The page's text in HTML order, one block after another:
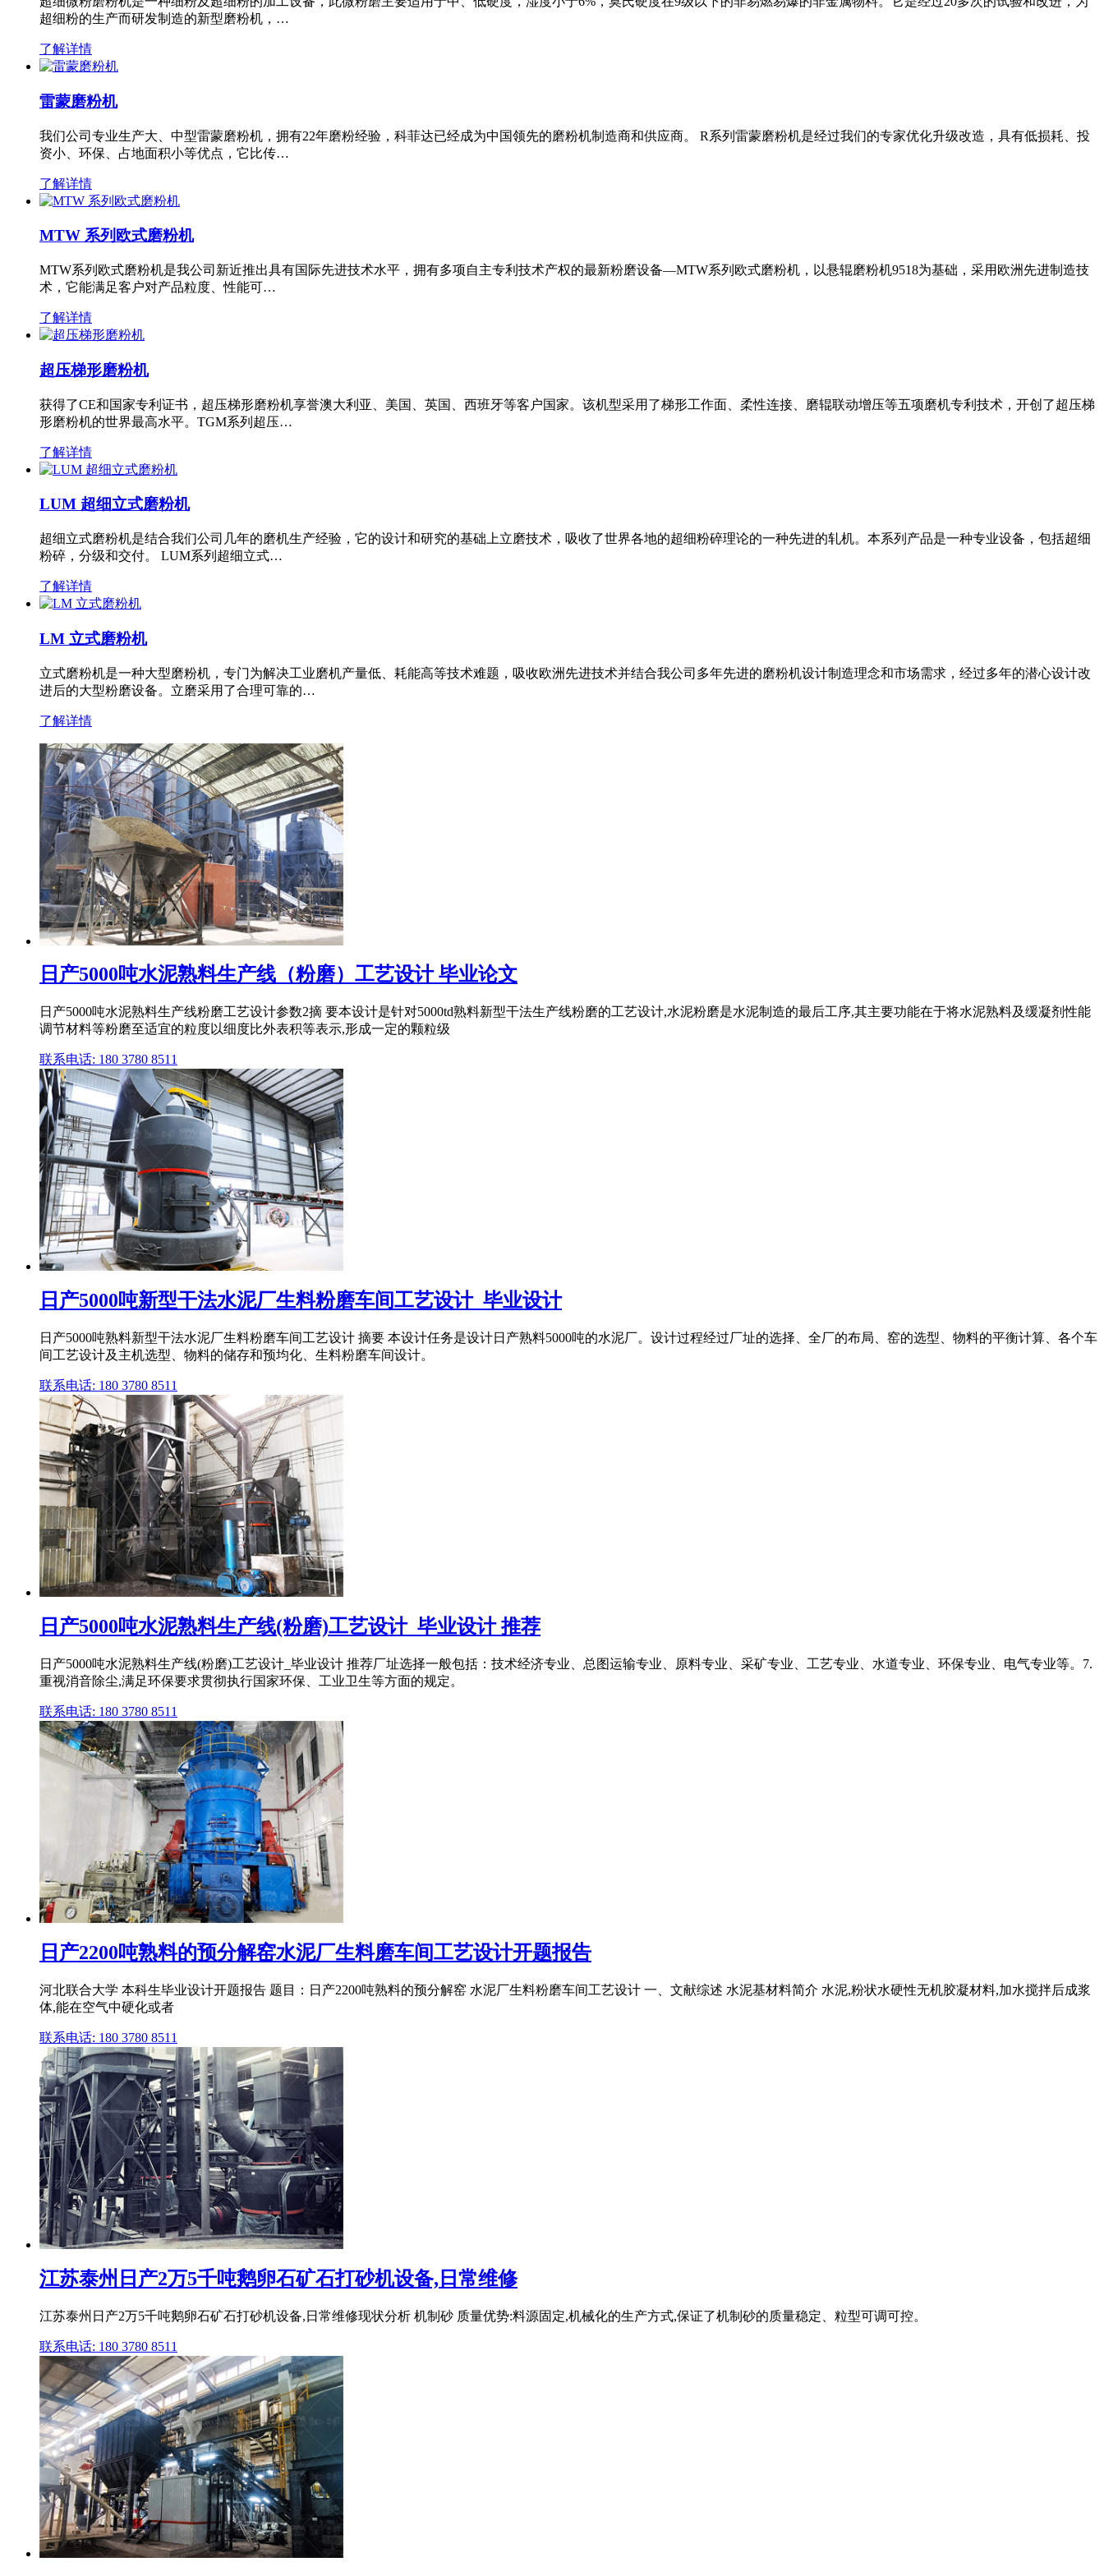
超细粉的生产而研发制造的新型磨粉机，…
了解详情
雷蒙磨粉机
我们公司专业生产大、中型雷蒙磨粉机，拥有22年磨粉经验，科菲达已经成为中国领先的磨粉机制造商和供应商。 R系列雷蒙磨粉机是经过我们的专家优化升级改造，具有低损耗、投
资小、环保、占地面积小等优点，它比传…
了解详情
MTW 系列欧式磨粉机
MTW系列欧式磨粉机是我公司新近推出具有国际先进技术水平，拥有多项自主专利技术产权的最新粉磨设备—MTW系列欧式磨粉机，以悬辊磨粉机9518为基础，采用欧洲先进制造技
术，它能满足客户对产品粒度、性能可…
了解详情
超压梯形磨粉机
获得了CE和国家专利证书，超压梯形磨粉机享誉澳大利亚、美国、英国、西班牙等客户国家。该机型采用了梯形工作面、柔性连接、磨辊联动增压等五项磨机专利技术，开创了超压梯
形磨粉机的世界最高水平。TGM系列超压…
了解详情
LUM 超细立式磨粉机
超细立式磨粉机是结合我们公司几年的磨机生产经验，它的设计和研究的基础上立磨技术，吸收了世界各地的超细粉碎理论的一种先进的轧机。本系列产品是一种专业设备，包括超细
粉碎，分级和交付。 LUM系列超细立式…
了解详情
LM 立式磨粉机
立式磨粉机是一种大型磨粉机，专门为解决工业磨机产量低、耗能高等技术难题，吸收欧洲先进技术并结合我公司多年先进的磨粉机设计制造理念和市场需求，经过多年的潜心设计改
进后的大型粉磨设备。立磨采用了合理可靠的…
了解详情
日产5000吨水泥熟料生产线（粉磨）工艺设计 毕业论文
日产5000吨水泥熟料生产线粉磨工艺设计参数2摘 要本设计是针对5000td熟料新型干法生产线粉磨的工艺设计,水泥粉磨是水泥制造的最后工序,其主要功能在于将水泥熟料及缓凝剂性能
调节材料等粉磨至适宜的粒度以细度比外表积等表示,形成一定的颗粒级
联系电话: 180 3780 8511
日产5000吨新型干法水泥厂生料粉磨车间工艺设计_毕业设计
日产5000吨熟料新型干法水泥厂生料粉磨车间工艺设计 摘要 本设计任务是设计日产熟料5000吨的水泥厂。设计过程经过厂址的选择、全厂的布局、窑的选型、物料的平衡计算、各个车
间工艺设计及主机选型、物料的储存和预均化、生料粉磨车间设计。
联系电话: 180 3780 8511
日产5000吨水泥熟料生产线(粉磨)工艺设计_毕业设计 推荐
日产5000吨水泥熟料生产线(粉磨)工艺设计_毕业设计 推荐厂址选择一般包括：技术经济专业、总图运输专业、原料专业、采矿专业、工艺专业、水道专业、环保专业、电气专业等。7.
重视消音除尘,满足环保要求贯彻执行国家环保、工业卫生等方面的规定。
联系电话: 180 3780 8511
日产2200吨熟料的预分解窑水泥厂生料磨车间工艺设计开题报告
河北联合大学 本科生毕业设计开题报告 题目：日产2200吨熟料的预分解窑 水泥厂生料粉磨车间工艺设计 一、文献综述 水泥基材料简介 水泥,粉状水硬性无机胶凝材料,加水搅拌后成浆
体,能在空气中硬化或者
联系电话: 180 3780 8511
江苏泰州日产2万5千吨鹅卵石矿石打砂机设备,日常维修
江苏泰州日产2万5千吨鹅卵石矿石打砂机设备,日常维修现状分析 机制砂 质量优势:料源固定,机械化的生产方式,保证了机制砂的质量稳定、粒型可调可控。
联系电话: 180 3780 8511